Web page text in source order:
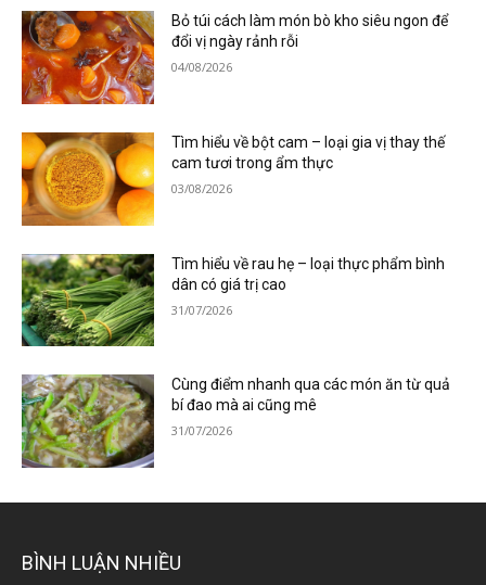
Bỏ túi cách làm món bò kho siêu ngon để
đổi vị ngày rảnh rỗi
04/08/2026
Tìm hiểu về bột cam – loại gia vị thay thế
cam tươi trong ẩm thực
03/08/2026
Tìm hiểu về rau hẹ – loại thực phẩm bình
dân có giá trị cao
31/07/2026
Cùng điểm nhanh qua các món ăn từ quả
bí đao mà ai cũng mê
31/07/2026
BÌNH LUẬN NHIỀU